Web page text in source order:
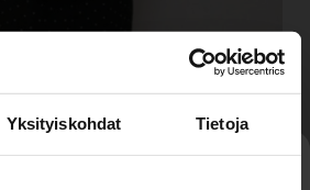
Yksityiskohdat Tietoja
auttaa